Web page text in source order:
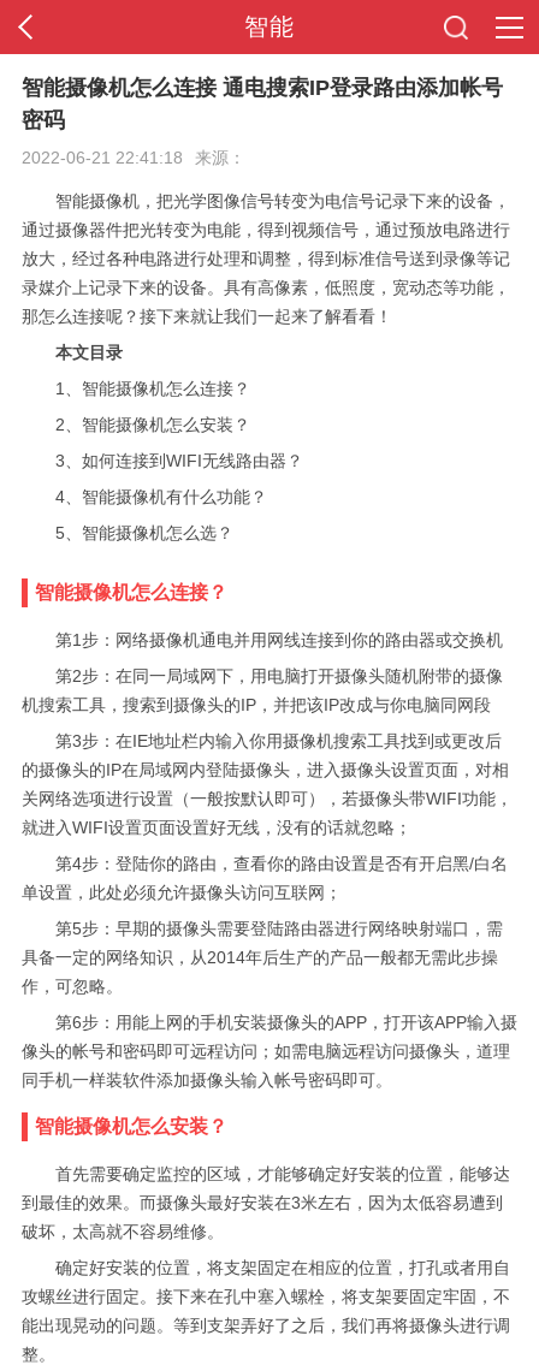
智能
首页
智能摄像机怎么连接 通电搜索IP登录路由添加帐号
密码
2022-06-21 22:41:18 来源：
智能摄像机，把光学图像信号转变为电信号记录下来的设备，
通过摄像器件把光转变为电能，得到视频信号，通过预放电路进行
放大，经过各种电路进行处理和调整，得到标准信号送到录像等记
录媒介上记录下来的设备。具有高像素，低照度，宽动态等功能，
那怎么连接呢？接下来就让我们一起来了解看看！
本文目录
1、智能摄像机怎么连接？
2、智能摄像机怎么安装？
3、如何连接到WIFI无线路由器？
4、智能摄像机有什么功能？
5、智能摄像机怎么选？
智能摄像机怎么连接？
第1步：网络摄像机通电并用网线连接到你的路由器或交换机
第2步：在同一局域网下，用电脑打开摄像头随机附带的摄像
机搜索工具，搜索到摄像头的IP，并把该IP改成与你电脑同网段
第3步：在IE地址栏内输入你用摄像机搜索工具找到或更改后
的摄像头的IP在局域网内登陆摄像头，进入摄像头设置页面，对相
关网络选项进行设置（一般按默认即可），若摄像头带WIFI功能，
就进入WIFI设置页面设置好无线，没有的话就忽略；
第4步：登陆你的路由，查看你的路由设置是否有开启黑/白名
单设置，此处必须允许摄像头访问互联网；
第5步：早期的摄像头需要登陆路由器进行网络映射端口，需
具备一定的网络知识，从2014年后生产的产品一般都无需此步操
作，可忽略。
第6步：用能上网的手机安装摄像头的APP，打开该APP输入摄
像头的帐号和密码即可远程访问；如需电脑远程访问摄像头，道理
同手机一样装软件添加摄像头输入帐号密码即可。
智能摄像机怎么安装？
首先需要确定监控的区域，才能够确定好安装的位置，能够达
到最佳的效果。而摄像头最好安装在3米左右，因为太低容易遭到
破坏，太高就不容易维修。
确定好安装的位置，将支架固定在相应的位置，打孔或者用自
攻螺丝进行固定。接下来在孔中塞入螺栓，将支架要固定牢固，不
能出现晃动的问题。等到支架弄好了之后，我们再将摄像头进行调
整。